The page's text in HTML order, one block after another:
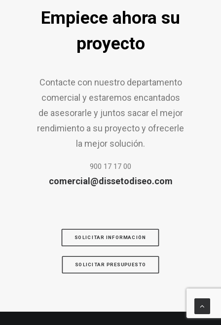
Empiece ahora su
proyecto
Contacte con nuestro departamento
comercial y estaremos encantados
de asesorarle y juntos sacar el mejor
rendimiento a su proyecto y ofrecerle
la mejor solución.
900 17 17 00
comercial@dissetodiseo.com
SOLICITAR INFORMACIÓN
SOLICITAR PRESUPUESTO